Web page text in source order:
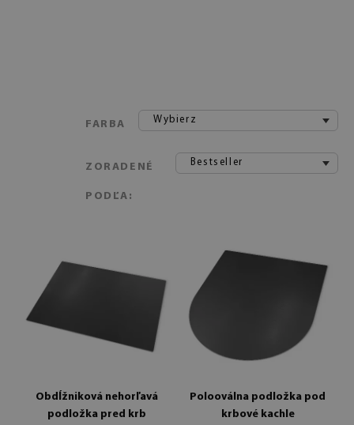
FARBA Wybierz
ZORADENÉ
PODĽA:
Bestseller
Obdĺžniková nehorľavá
podložka pred krb
Polooválna podložka pod
krbové kachle